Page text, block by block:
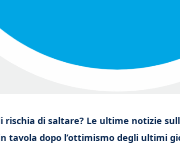
rischia di saltare? Le ultime notizie
tavola dopo l’ottimismo degli ultimi